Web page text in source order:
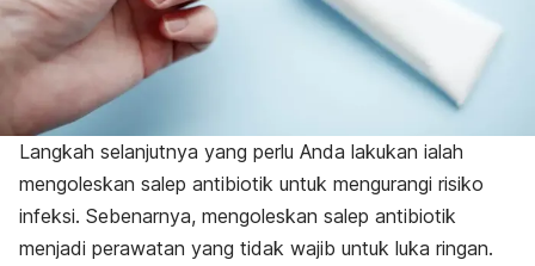
Langkah selanjutnya yang perlu Anda lakukan ialah
mengoleskan salep antibiotik untuk mengurangi risiko
infeksi. Sebenarnya, mengoleskan salep antibiotik
menjadi perawatan yang tidak wajib untuk luka ringan.